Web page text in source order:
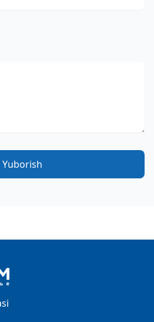
Yuborish